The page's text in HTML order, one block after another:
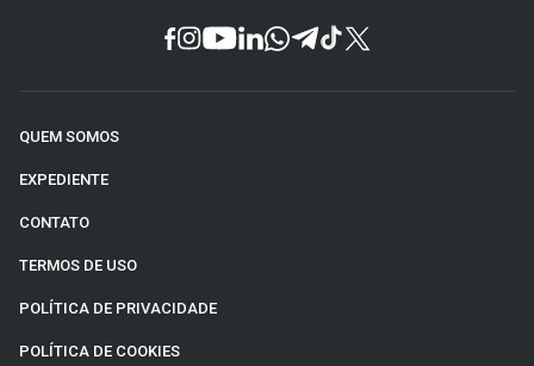
QUEM SOMOS
EXPEDIENTE
CONTATO
TERMOS DE USO
POLÍTICA DE PRIVACIDADE
POLÍTICA DE COOKIES